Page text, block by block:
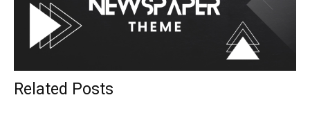
Related Posts